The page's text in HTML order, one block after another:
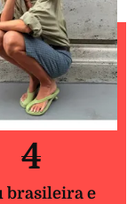
4
brasileira e